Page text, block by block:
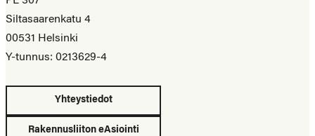
Siltasaarenkatu 4
00531 Helsinki
Y-tunnus: 0213629-4
Yhteystiedot
Rakennusliiton eAsiointi